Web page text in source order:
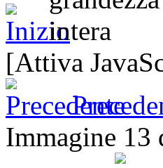
[Attiva
Immagine 13